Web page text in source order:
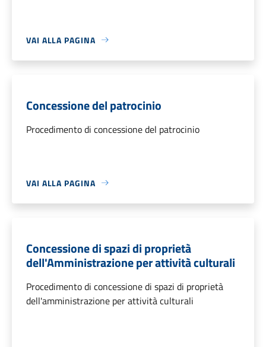
VAI ALLA PAGINA
Concessione del patrocinio
Procedimento di concessione del patrocinio
VAI ALLA PAGINA
Concessione di spazi di proprietà
dell'Amministrazione per attività culturali
Procedimento di concessione di spazi di proprietà
dell'amministrazione per attività culturali